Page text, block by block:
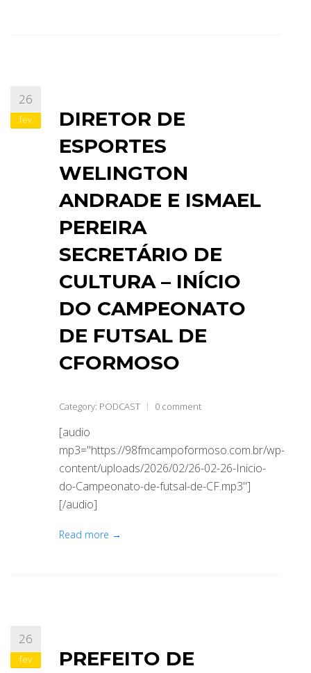
26
fev
DIRETOR DE
ESPORTES
WELINGTON
ANDRADE E ISMAEL
PEREIRA
SECRETÁRIO DE
CULTURA – INÍCIO
DO CAMPEONATO
DE FUTSAL DE
CFORMOSO
Category: PODCAST 0 comment
[audio
mp3="https://98fmcampoformoso.com.br/wp-
content/uploads/2026/02/26-02-26-Inicio-
do-Campeonato-de-futsal-de-CF.mp3"]
[/audio]
Read more →
26
fev
PREFEITO DE